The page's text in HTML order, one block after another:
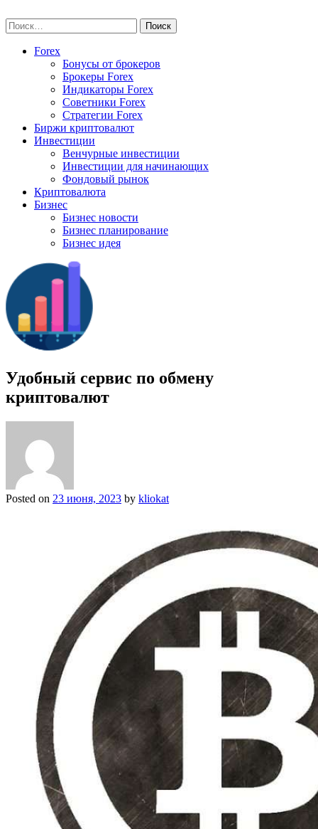
to
content
Найти:
Forex
Бонусы от брокеров
Брокеры Forex
Индикаторы Forex
Советники Forex
Стратегии Forex
Биржи криптовалют
Инвестиции
Венчурные инвестиции
Инвестиции для начинающих
Фондовый рынок
Криптовалюта
Бизнес
Бизнес новости
Бизнес планирование
Бизнес идея
Удобный сервис по обмену
криптовалют
Posted on 23 июня, 2023 by kliokat